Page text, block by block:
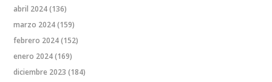
abril 2024(136)
marzo 2024(159)
febrero 2024(152)
enero 2024(169)
diciembre 2023 (184)